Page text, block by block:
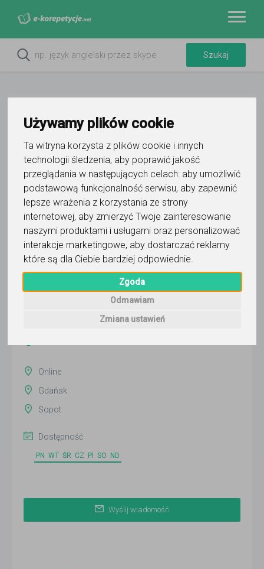
Używamy plików cookie
Ta witryna korzysta z plików cookie i innych
technologii śledzenia, aby poprawić jakość
przeglądania w następujących celach: aby umożliwić
podstawową funkcjonalność serwisu, aby zapewnić
lepsze wrażenia z korzystania ze strony
internetowej, aby zmierzyć Twoje zainteresowanie
naszymi produktami i usługami oraz personalizować
interakcje marketingowe, aby dostarczać reklamy
które są dla Ciebie bardziej odpowiednie.
Zgoda
Odmawiam
Zmiana ustawień
Do ulubionych
Oznacz wystąpienie kontaktu
Karol Tchórz
Wyślij wiadomość
Ostatnia aktywność:
ponad 3 miesiące temu
Online
Gdańsk
Sopot
Dostępność
PN WT ŚR CZ PI SO ND
Wyślij wiadomość